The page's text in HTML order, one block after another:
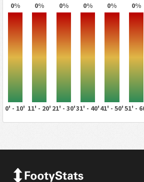
0% 0% 0% 0% 0% 0%
0' - 10' 11' - 20' 21' - 30'31' - 40'41' - 50'51' -